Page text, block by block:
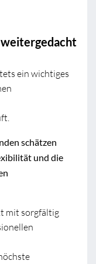
ein wichtiges
schätzen
und die
mit sorgfältig